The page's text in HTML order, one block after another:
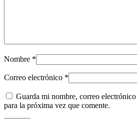
Nombre *
Correo electrónico *
Guarda mi nombre, correo
para la próxima vez que comente.